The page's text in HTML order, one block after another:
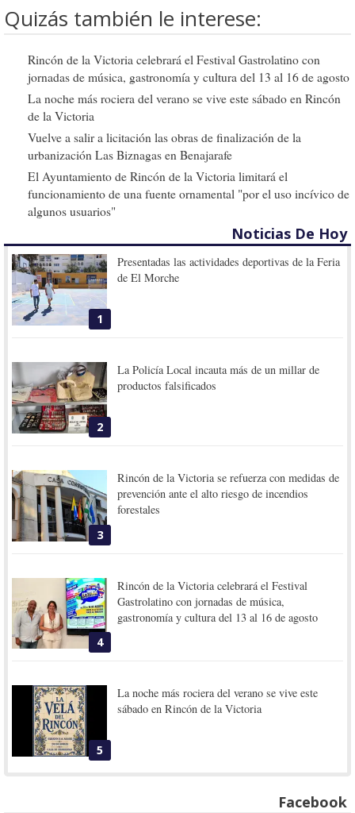
Quizás también le interese:
Rincón de la Victoria celebrará el Festival Gastrolatino con
jornadas de música, gastronomía y cultura del 13 al 16 de agosto
La noche más rociera del verano se vive este sábado en Rincón
de la Victoria
Vuelve a salir a licitación las obras de finalización de la
urbanización Las Biznagas en Benajarafe
El Ayuntamiento de Rincón de la Victoria limitará el
funcionamiento de una fuente ornamental "por el uso incívico de
algunos usuarios"
Noticias De Hoy
1
Presentadas las actividades deportivas de la Feria
de El Morche
2
La Policía Local incauta más de un millar de
productos falsificados
3
Rincón de la Victoria se refuerza con medidas de
prevención ante el alto riesgo de incendios
forestales
4
Rincón de la Victoria celebrará el Festival
Gastrolatino con jornadas de música,
gastronomía y cultura del 13 al 16 de agosto
5
La noche más rociera del verano se vive este
sábado en Rincón de la Victoria
Facebook